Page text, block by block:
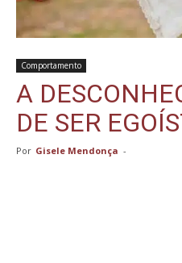
Comportamento
A
DE SER
Por Gisele Mendonça -